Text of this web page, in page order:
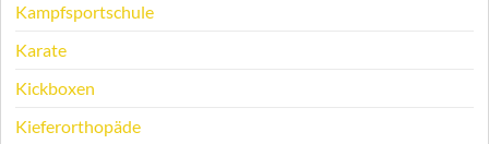
Kampfsportschule
Karate
Kickboxen
Kieferorthopäde